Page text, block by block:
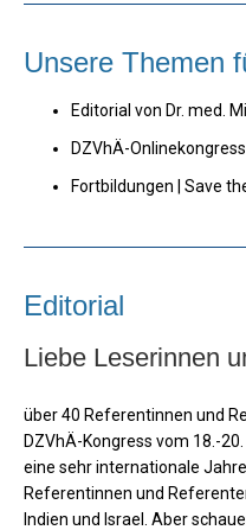
Unsere Themen
Editorial von Dr. med.
DZVhÄ-
Fortbildungen | Save
Editorial
Liebe Leserinnen
über 40 Referentinnen und
DZVhÄ-Kongress vom 18.-
eine sehr internationale
Referentinnen und
Indien und Israel. Aber